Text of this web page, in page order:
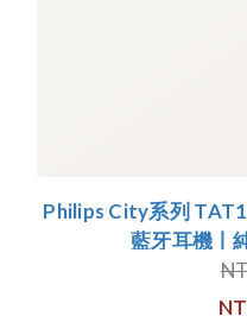
Philips City系列
藍牙耳機丨